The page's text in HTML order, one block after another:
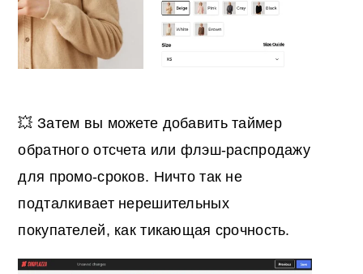
💥 Затем вы можете добавить таймер
обратного отсчета или флэш-распродажу
для промо-сроков. Ничто так не
подталкивает нерешительных
покупателей, как тикающая срочность.